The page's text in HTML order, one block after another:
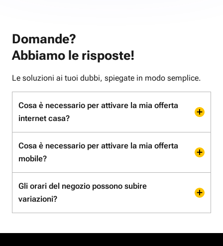
Domande?
Abbiamo le risposte!
Le soluzioni ai tuoi dubbi, spiegate in modo semplice.
Cosa è necessario per attivare la mia offerta
internet casa?
Cosa è necessario per attivare la mia offerta
mobile?
Gli orari del negozio possono subire
variazioni?